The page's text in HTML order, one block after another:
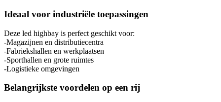
Ideaal voor industriële toepassingen
Deze led highbay is perfect geschikt voor:
-Magazijnen en distributiecentra
-Fabriekshallen en werkplaatsen
-Sporthallen en grote ruimtes
-Logistieke omgevingen
Belangrijkste voordelen op een rij